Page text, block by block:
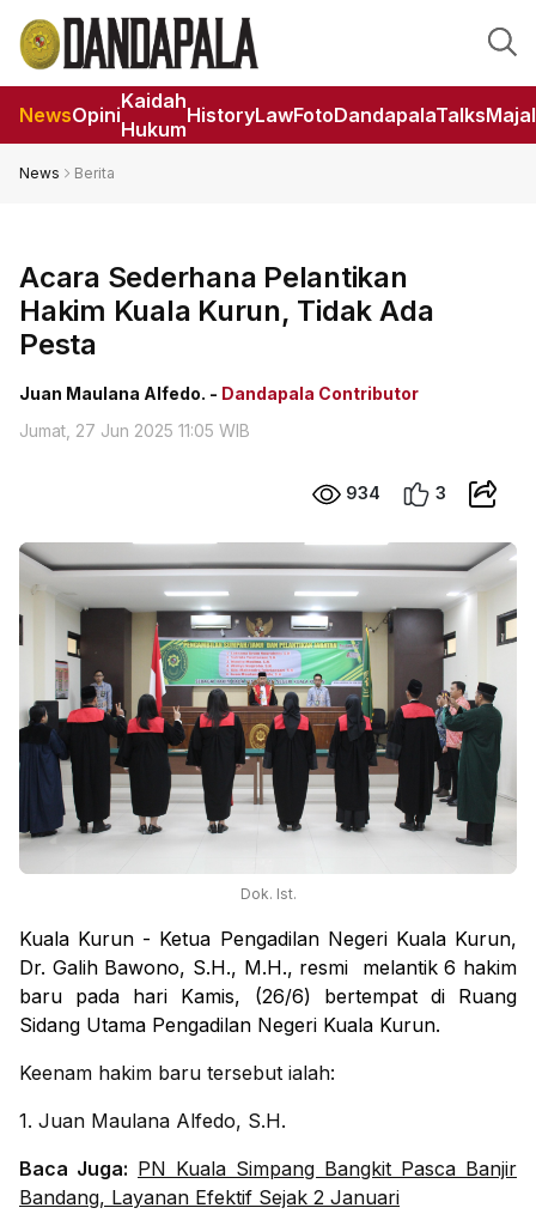
NewsOpini
Kaidah
Hukum
HistoryLawFotoDandapalaTalks
News Berita
Acara Sederhana Pelantikan
Hakim Kuala Kurun, Tidak Ada
Pesta
Juan Maulana Alfedo. - Dandapala Contributor
Jumat, 27 Jun 2025 11:05 WIB
934 3
Dok. Ist.
Kuala Kurun - Ketua Pengadilan Negeri Kuala Kurun,
Dr. Galih Bawono, S.H., M.H., resmi melantik 6 hakim
baru pada hari Kamis, (26/6) bertempat di Ruang
Sidang Utama Pengadilan Negeri Kuala Kurun.
Keenam hakim baru tersebut ialah:
1. Juan Maulana Alfedo, S.H.
Baca Juga: PN Kuala Simpang Bangkit Pasca Banjir
Bandang, Layanan Efektif Sejak 2 Januari